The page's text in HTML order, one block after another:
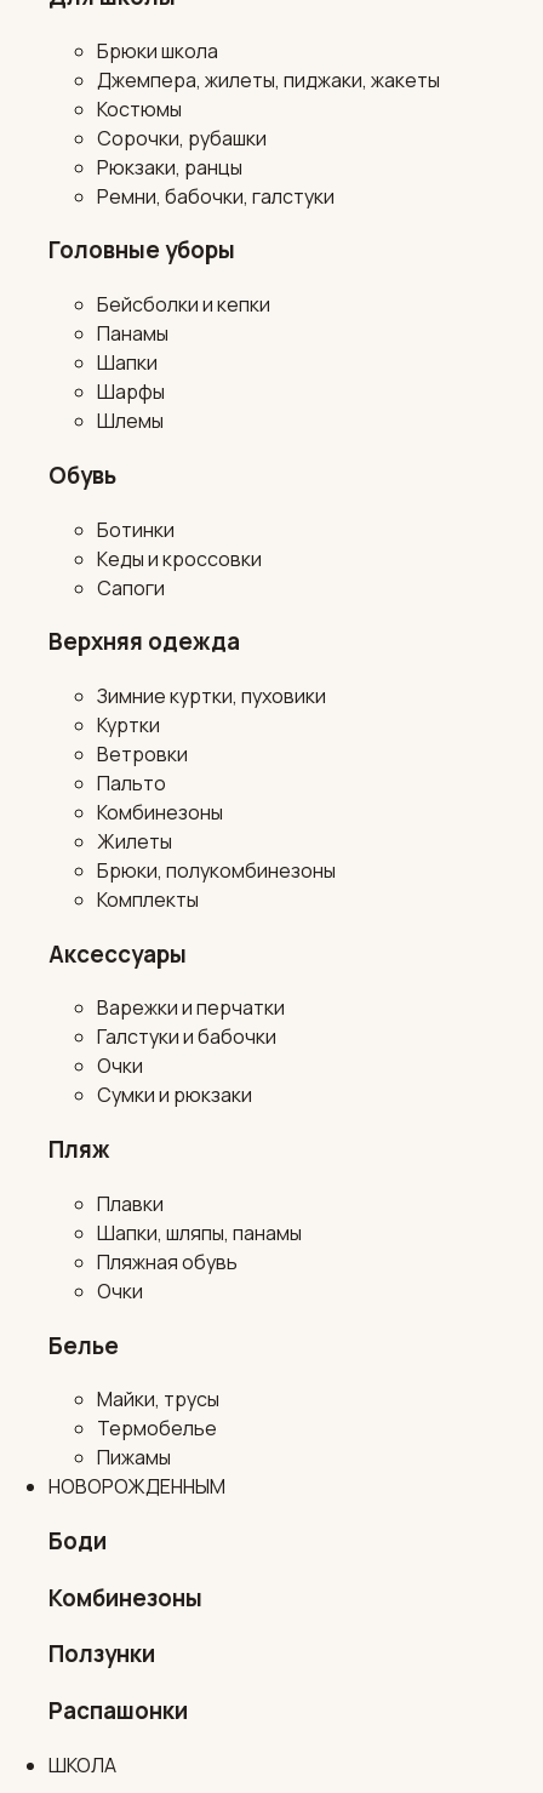
Брюки школа
Джемпера, жилеты, пиджаки, жакеты
Костюмы
Сорочки, рубашки
Рюкзаки, ранцы
Ремни, бабочки, галстуки
Головные уборы
Бейсболки и кепки
Панамы
Шапки
Шарфы
Шлемы
Обувь
Ботинки
Кеды и кроссовки
Сапоги
Верхняя одежда
Зимние куртки, пуховики
Куртки
Ветровки
Пальто
Комбинезоны
Жилеты
Брюки, полукомбинезоны
Комплекты
Аксессуары
Варежки и перчатки
Галстуки и бабочки
Очки
Сумки и рюкзаки
Пляж
Плавки
Шапки, шляпы, панамы
Пляжная обувь
Очки
Белье
Майки, трусы
Термобелье
Пижамы
НОВОРОЖДЕННЫМ
Боди
Комбинезоны
Ползунки
Распашонки
ШКОЛА